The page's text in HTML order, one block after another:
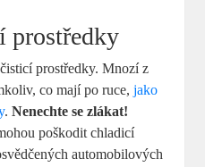
prostředky
prostředky. Mnozí z
co mají po ruce,jako
.Nenechte se zlákat!
poškodit chladicí
automobilových